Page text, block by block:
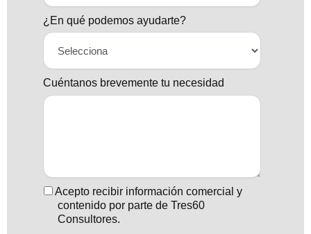
¿En qué podemos ayudarte?
Cuéntanos brevemente tu necesidad
Acepto recibir información comercial y
contenido por parte de Tres60
Consultores.